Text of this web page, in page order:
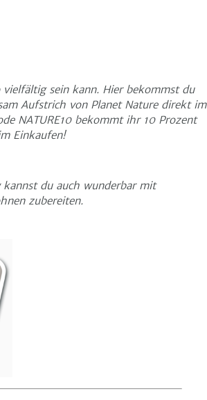
sein kann. Hier bekommst du
Aufstrich von Planet Nature direkt im
NATURE10 bekommt ihr 10 Prozent
Einkaufen!
du auch wunderbar mit
zubereiten.